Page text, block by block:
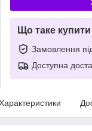
Що таке
Замовлення
Доступна